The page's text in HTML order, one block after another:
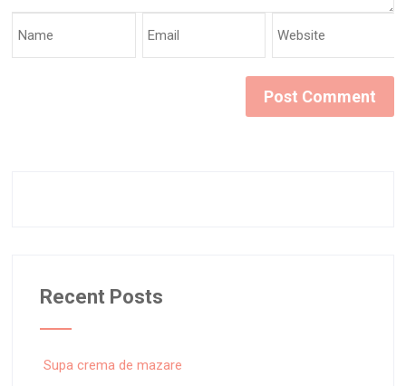
Recent Posts
Supa crema de mazare